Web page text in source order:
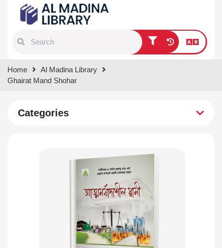
results.
Home
Al Madina Library
Ghairat Mand Shohar
Categories